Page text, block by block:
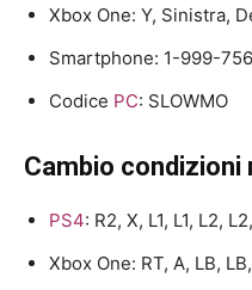
Xbox One: Y, Sinistra,
Smartphone: 1-999-
Codice PC: SLOWMO
Cambio condizioni
PS4: R2, X, L1, L1, L2,
Xbox One: RT, A, LB,